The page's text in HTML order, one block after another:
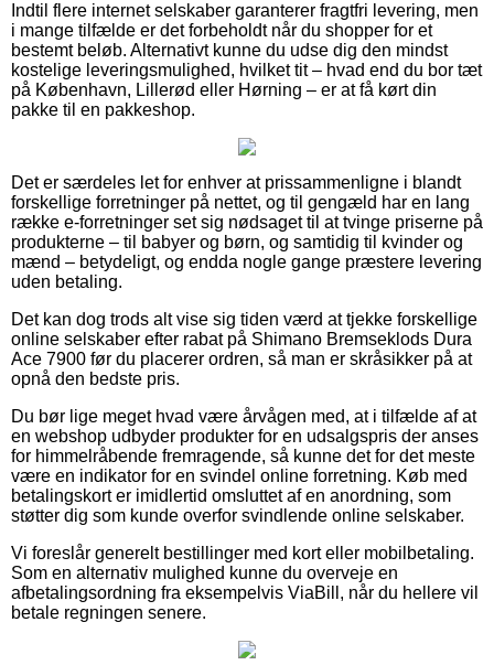
Indtil flere internet selskaber garanterer fragtfri levering, men
i mange tilfælde er det forbeholdt når du shopper for et
bestemt beløb. Alternativt kunne du udse dig den mindst
kostelige leveringsmulighed, hvilket tit – hvad end du bor tæt
på København, Lillerød eller Hørning – er at få kørt din
pakke til en pakkeshop.
Det er særdeles let for enhver at prissammenligne i blandt
forskellige forretninger på nettet, og til gengæld har en lang
række e-forretninger set sig nødsaget til at tvinge priserne på
produkterne – til babyer og børn, og samtidig til kvinder og
mænd – betydeligt, og endda nogle gange præstere levering
uden betaling.
Det kan dog trods alt vise sig tiden værd at tjekke forskellige
online selskaber efter rabat på Shimano Bremseklods Dura
Ace 7900 før du placerer ordren, så man er skråsikker på at
opnå den bedste pris.
Du bør lige meget hvad være årvågen med, at i tilfælde af at
en webshop udbyder produkter for en udsalgspris der anses
for himmelråbende fremragende, så kunne det for det meste
være en indikator for en svindel online forretning. Køb med
betalingskort er imidlertid omsluttet af en anordning, som
støtter dig som kunde overfor svindlende online selskaber.
Vi foreslår generelt bestillinger med kort eller mobilbetaling.
Som en alternativ mulighed kunne du overveje en
afbetalingsordning fra eksempelvis ViaBill, når du hellere vil
betale regningen senere.